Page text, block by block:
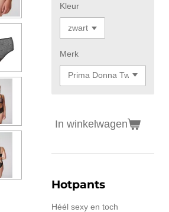
Kleur
Merk
In winkelwagen
Hotpants
Héél sexy en toch